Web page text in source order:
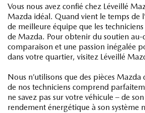
Vous nous avez confié chez Léveillé
Mazda idéal. Quand vient le temps de
de meilleure équipe que les
de Mazda. Pour obtenir du soutien au-
comparaison et une passion inégalée
dans votre quartier, visitez Léveillé
Nous n’utilisons que des pièces Mazda
de nos techniciens comprend
ne savez pas sur votre véhicule – de
rendement énergétique à son système